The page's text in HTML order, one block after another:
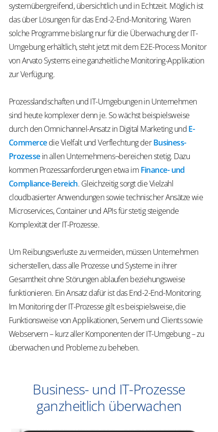
systemübergreifend, übersichtlich und in Echtzeit. Möglich ist
das über Lösungen für das End-2-End-Monitoring. Waren
solche Programme bislang nur für die Überwachung der IT-
Umgebung erhältlich, steht jetzt mit dem E2E-Process Monitor
von Arvato Systems eine ganzheitliche Monitoring-Applikation
zur Verfügung.
Prozesslandschaften und IT-Umgebungen in Unternehmen
sind heute komplexer denn je. So wächst beispielsweise
durch den Omnichannel-Ansatz in Digital Marketing undE-
Commercedie Vielfalt und Verflechtung derBusiness-
Prozessein allen Unternehmens¬bereichen stetig. Dazu
kommen Prozessanforderungen etwa im Finance- und
Compliance-Bereich. Gleichzeitig sorgt die Vielzahl
cloudbasierter Anwendungen sowie technischer Ansätze wie
Microservices, Container und APIs für stetig steigende
Komplexität der IT-Prozesse.
Um Reibungsverluste zu vermeiden, müssen Unternehmen
sicherstellen, dass alle Prozesse und Systeme in ihrer
Gesamtheit ohne Störungen ablaufen beziehungsweise
funktionieren. Ein Ansatz dafür ist das End-2-End-Monitoring.
Im Monitoring der IT-Prozesse gilt es beispielsweise, die
Funktionsweise von Applikationen, Servern und Clients sowie
Webservern – kurz aller Komponenten der IT-Umgebung – zu
überwachen und Probleme zu beheben.
Business- und IT-Prozesse
ganzheitlich überwachen